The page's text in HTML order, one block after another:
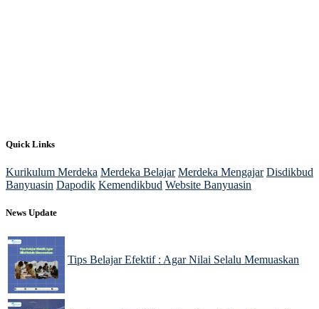
Quick Links
Kurikulum Merdeka Merdeka Belajar Merdeka Mengajar Disdikbud
Banyuasin Dapodik Kemendikbud Website Banyuasin
News Update
Tips Belajar Efektif : Agar Nilai Selalu Memuaskan